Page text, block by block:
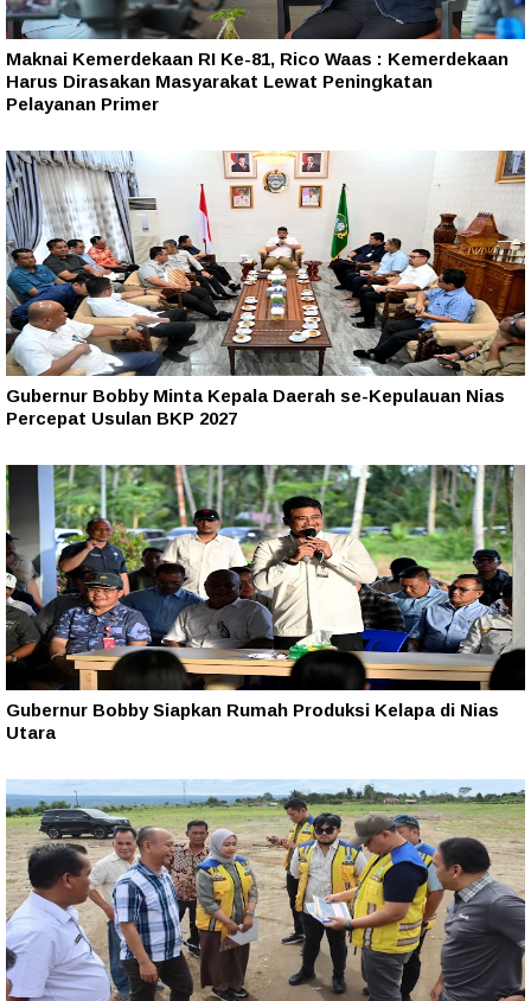
Maknai Kemerdekaan RI Ke-81, Rico Waas : Kemerdekaan
Harus Dirasakan Masyarakat Lewat Peningkatan
Pelayanan Primer
Gubernur Bobby Minta Kepala Daerah se-Kepulauan Nias
Percepat Usulan BKP 2027
Gubernur Bobby Siapkan Rumah Produksi Kelapa di Nias
Utara